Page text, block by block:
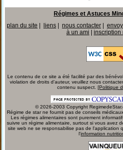
Régimes et Astuces
plan du site
liens| nous contacter|
à un ami
inscription
Le contenu de ce site a été facilité par des
violation de droits d'auteur, veuillez nous
contenu suspect. [Politique
© 2026-2003 Copyright
Régime de star ne fournit pas de conseils
Les régimes alimentaires sont purement
suivre un régime alimentaire, surtout si vous avez
site web ne se responsabilise pas de l'application
l'information